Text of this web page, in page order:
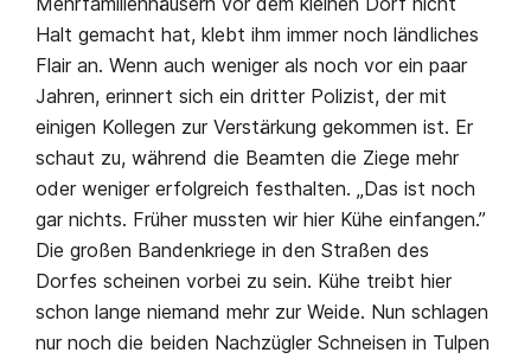
Halt gemacht hat, klebt ihm immer noch ländliches
Flair an. Wenn auch weniger als noch vor ein paar
Jahren, erinnert sich ein dritter Polizist, der mit
einigen Kollegen zur Verstärkung gekommen ist. Er
schaut zu, während die Beamten die Ziege mehr
oder weniger erfolgreich festhalten. „Das ist noch
gar nichts. Früher mussten wir hier Kühe einfangen.”
Die großen Bandenkriege in den Straßen des
Dorfes scheinen vorbei zu sein. Kühe treibt hier
schon lange niemand mehr zur Weide. Nun schlagen
nur noch die beiden Nachzügler Schneisen in Tulpen